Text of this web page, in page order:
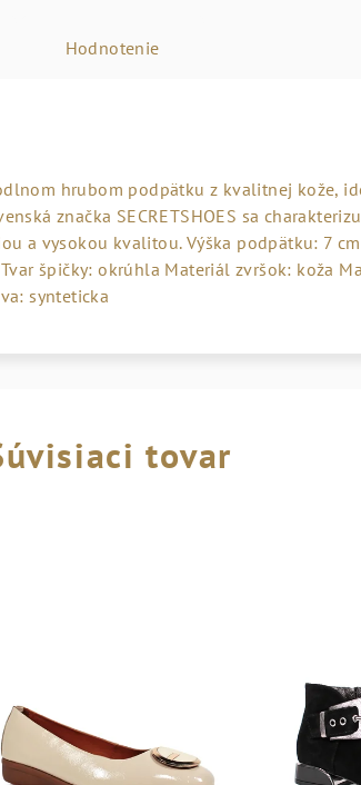
Hodnotenie
hrubom podpätku z kvalitnej kože,
značka SECRETSHOES sa
a vysokou kvalitou. Výška podpätku: 7
špičky: okrúhla Materiál zvršok: koža
synteticka
tovar